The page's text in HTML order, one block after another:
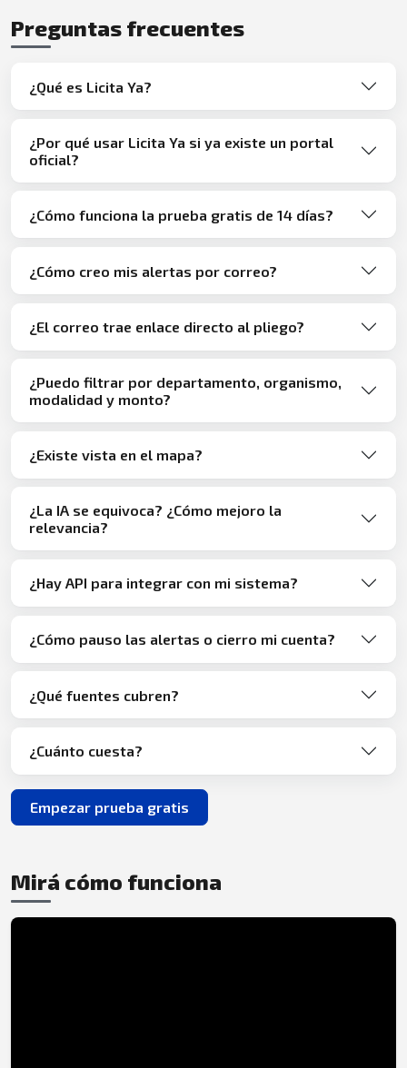
Preguntas frecuentes
¿Qué es Licita Ya?
¿Por qué usar Licita Ya si ya existe un portal
oficial?
¿Cómo funciona la prueba gratis de 14 días?
¿Cómo creo mis alertas por correo?
¿El correo trae enlace directo al pliego?
¿Puedo filtrar por departamento, organismo,
modalidad y monto?
¿Existe vista en el mapa?
¿La IA se equivoca? ¿Cómo mejoro la
relevancia?
¿Hay API para integrar con mi sistema?
¿Cómo pauso las alertas o cierro mi cuenta?
¿Qué fuentes cubren?
¿Cuánto cuesta?
Empezar prueba gratis
Mirá cómo funciona